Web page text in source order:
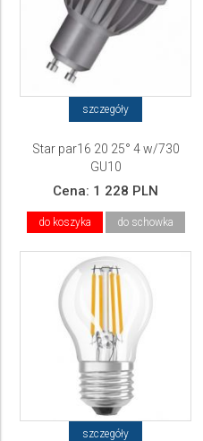
szczegóły
Star par16 20 25° 4 w/730
GU10
Cena: 1 228 PLN
do koszyka do schowka
szczegóły